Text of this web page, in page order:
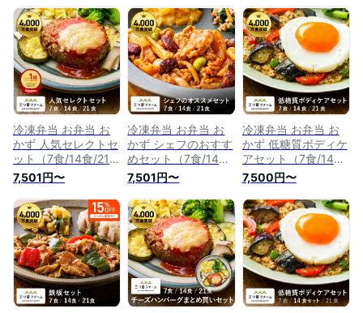
冷凍弁当 お弁当 お
かず 人気セレクトセ
ット（7食/14食/21
食） 冷凍食品 一人
暮らし カロリー 健
康 簡単 時短調理 減
塩 栄養送料無料 お
弁当 冷凍食品 おか
ず 一人暮らし お惣
菜 弁当 宅配 セット
ヘルシー 宅配弁当
低糖質 高たんぱく
介護 三ツ星ファーム
7,501円〜
冷凍弁当 お弁当 お
かず シェフのおすす
めセット（7食/14
食/21食） 冷凍食品
一人暮らし カロリー
健康 簡単 時短調理
減塩 栄養バランス送
料無料 お弁当 冷凍
食品 おかず 一人暮
らし お惣菜 弁当 宅
配 セット ヘルシー
低糖質 介護 三ツ星
ファーム
7,501円〜
冷凍弁当 お弁当 お
かず 低糖質ボディケ
アセット（7食/14
食/21食）冷凍食品
一人暮らし カロリー
健康 簡単 時短調理
減塩 栄養送料無料
お弁当 冷凍食品 お
かず 一人暮らし お
惣菜 冷凍総菜 弁当
宅配 セット ヘルシ
ー 糖質制限 介護
7,500円〜